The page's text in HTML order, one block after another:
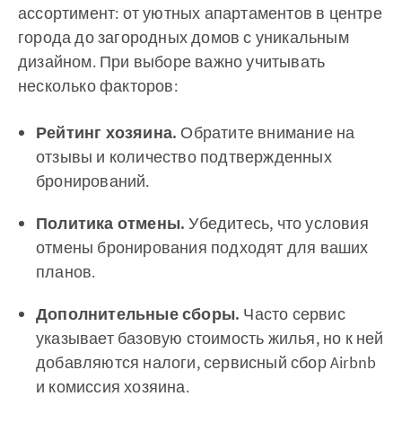
ассортимент: от уютных апартаментов в центре
города до загородных домов с уникальным
дизайном. При выборе важно учитывать
несколько факторов:
Рейтинг хозяина. Обратите внимание на
отзывы и количество подтвержденных
бронирований.
Политика отмены. Убедитесь, что условия
отмены бронирования подходят для ваших
планов.
Дополнительные сборы. Часто сервис
указывает базовую стоимость жилья, но к ней
добавляются налоги, сервисный сбор Airbnb
и комиссия хозяина.